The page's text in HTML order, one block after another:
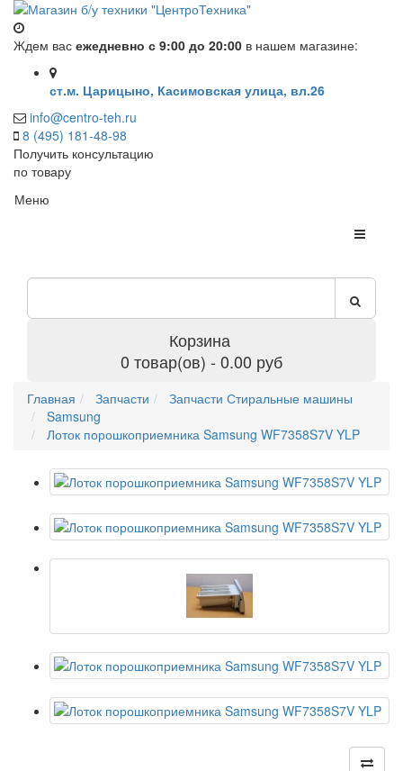
Ждем вас ежедневно с 9:00 до 20:00 в нашем магазине:
ст.м. Царицыно, Касимовская улица, вл.26
info@centro-teh.ru
8 (495) 181-48-98
Получить консультацию
по товару
Меню
Корзина
0 товар(ов) - 0.00 руб
Главная Запчасти
Запчасти Стиральные машины
Samsung
Лоток порошкоприемника Samsung WF7358S7V YLP